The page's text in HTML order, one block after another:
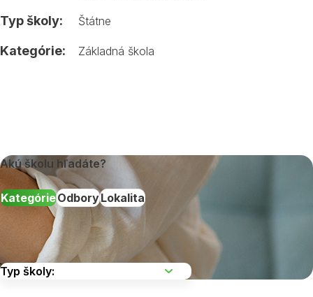
Typ školy: Štátne
Kategórie: Základná škola
Akú školu hľadáte?
KategórieOdboryLokalita